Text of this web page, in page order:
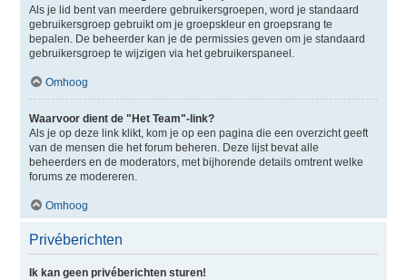
Als je lid bent van meerdere gebruikersgroepen, word je standaard
gebruikersgroep gebruikt om je groepskleur en groepsrang te
bepalen. De beheerder kan je de permissies geven om je standaard
gebruikersgroep te wijzigen via het gebruikerspaneel.
Omhoog
Waarvoor dient de "Het Team"-link?
Als je op deze link klikt, kom je op een pagina die een overzicht geeft
van de mensen die het forum beheren. Deze lijst bevat alle
beheerders en de moderators, met bijhorende details omtrent welke
forums ze modereren.
Omhoog
Privéberichten
Ik kan geen privéberichten sturen!